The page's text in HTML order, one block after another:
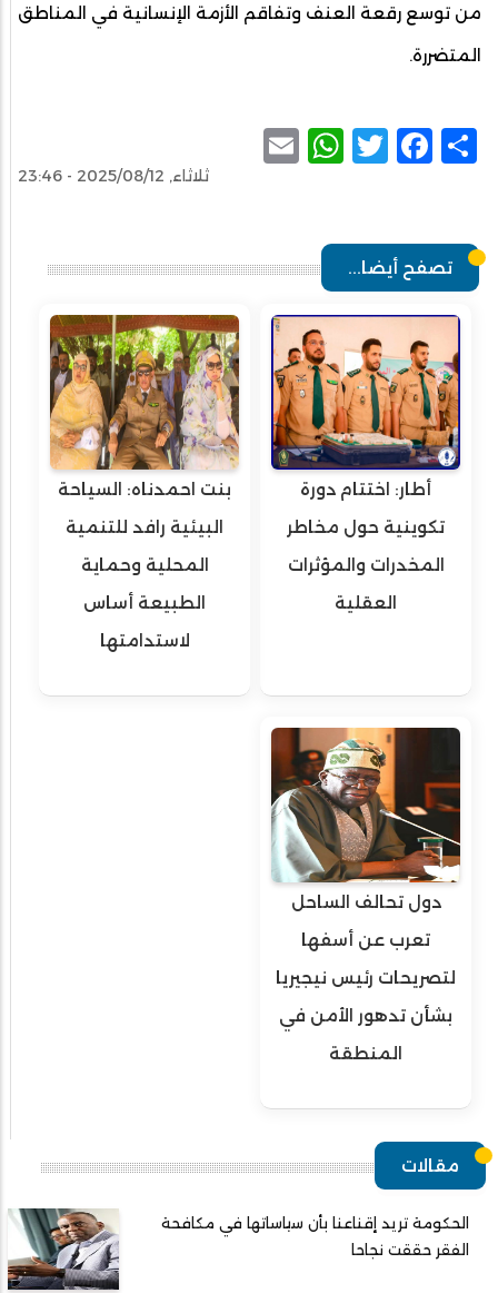
من توسع رقعة العنف وتفاقم الأزمة الإنسانية في المناطق
المتضررة.
Share
Facebook
Twitter
WhatsApp
ثلاثاء, 2025/08/12 - 23:46
تصفح أيضا...
أطار: اختتام دورة
تكوينية حول مخاطر
المخدرات والمؤثرات
العقلية
بنت احمدناه: السياحة
البيئية رافد للتنمية
المحلية وحماية
الطبيعة أساس
لاستدامتها
دول تحالف الساحل
تعرب عن أسفها
لتصريحات رئيس نيجيريا
بشأن تدهور الأمن في
المنطقة
مقالات
الحكومة تريد إقناعنا بأن سياساتها في مكافحة
الفقر حققت نجاحا